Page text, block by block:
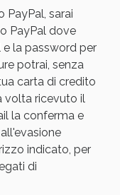
sarai
PayPal dove
e la password per
potrai, senza
carta di credito
volta ricevuto il
la conferma e
indicato, per
di